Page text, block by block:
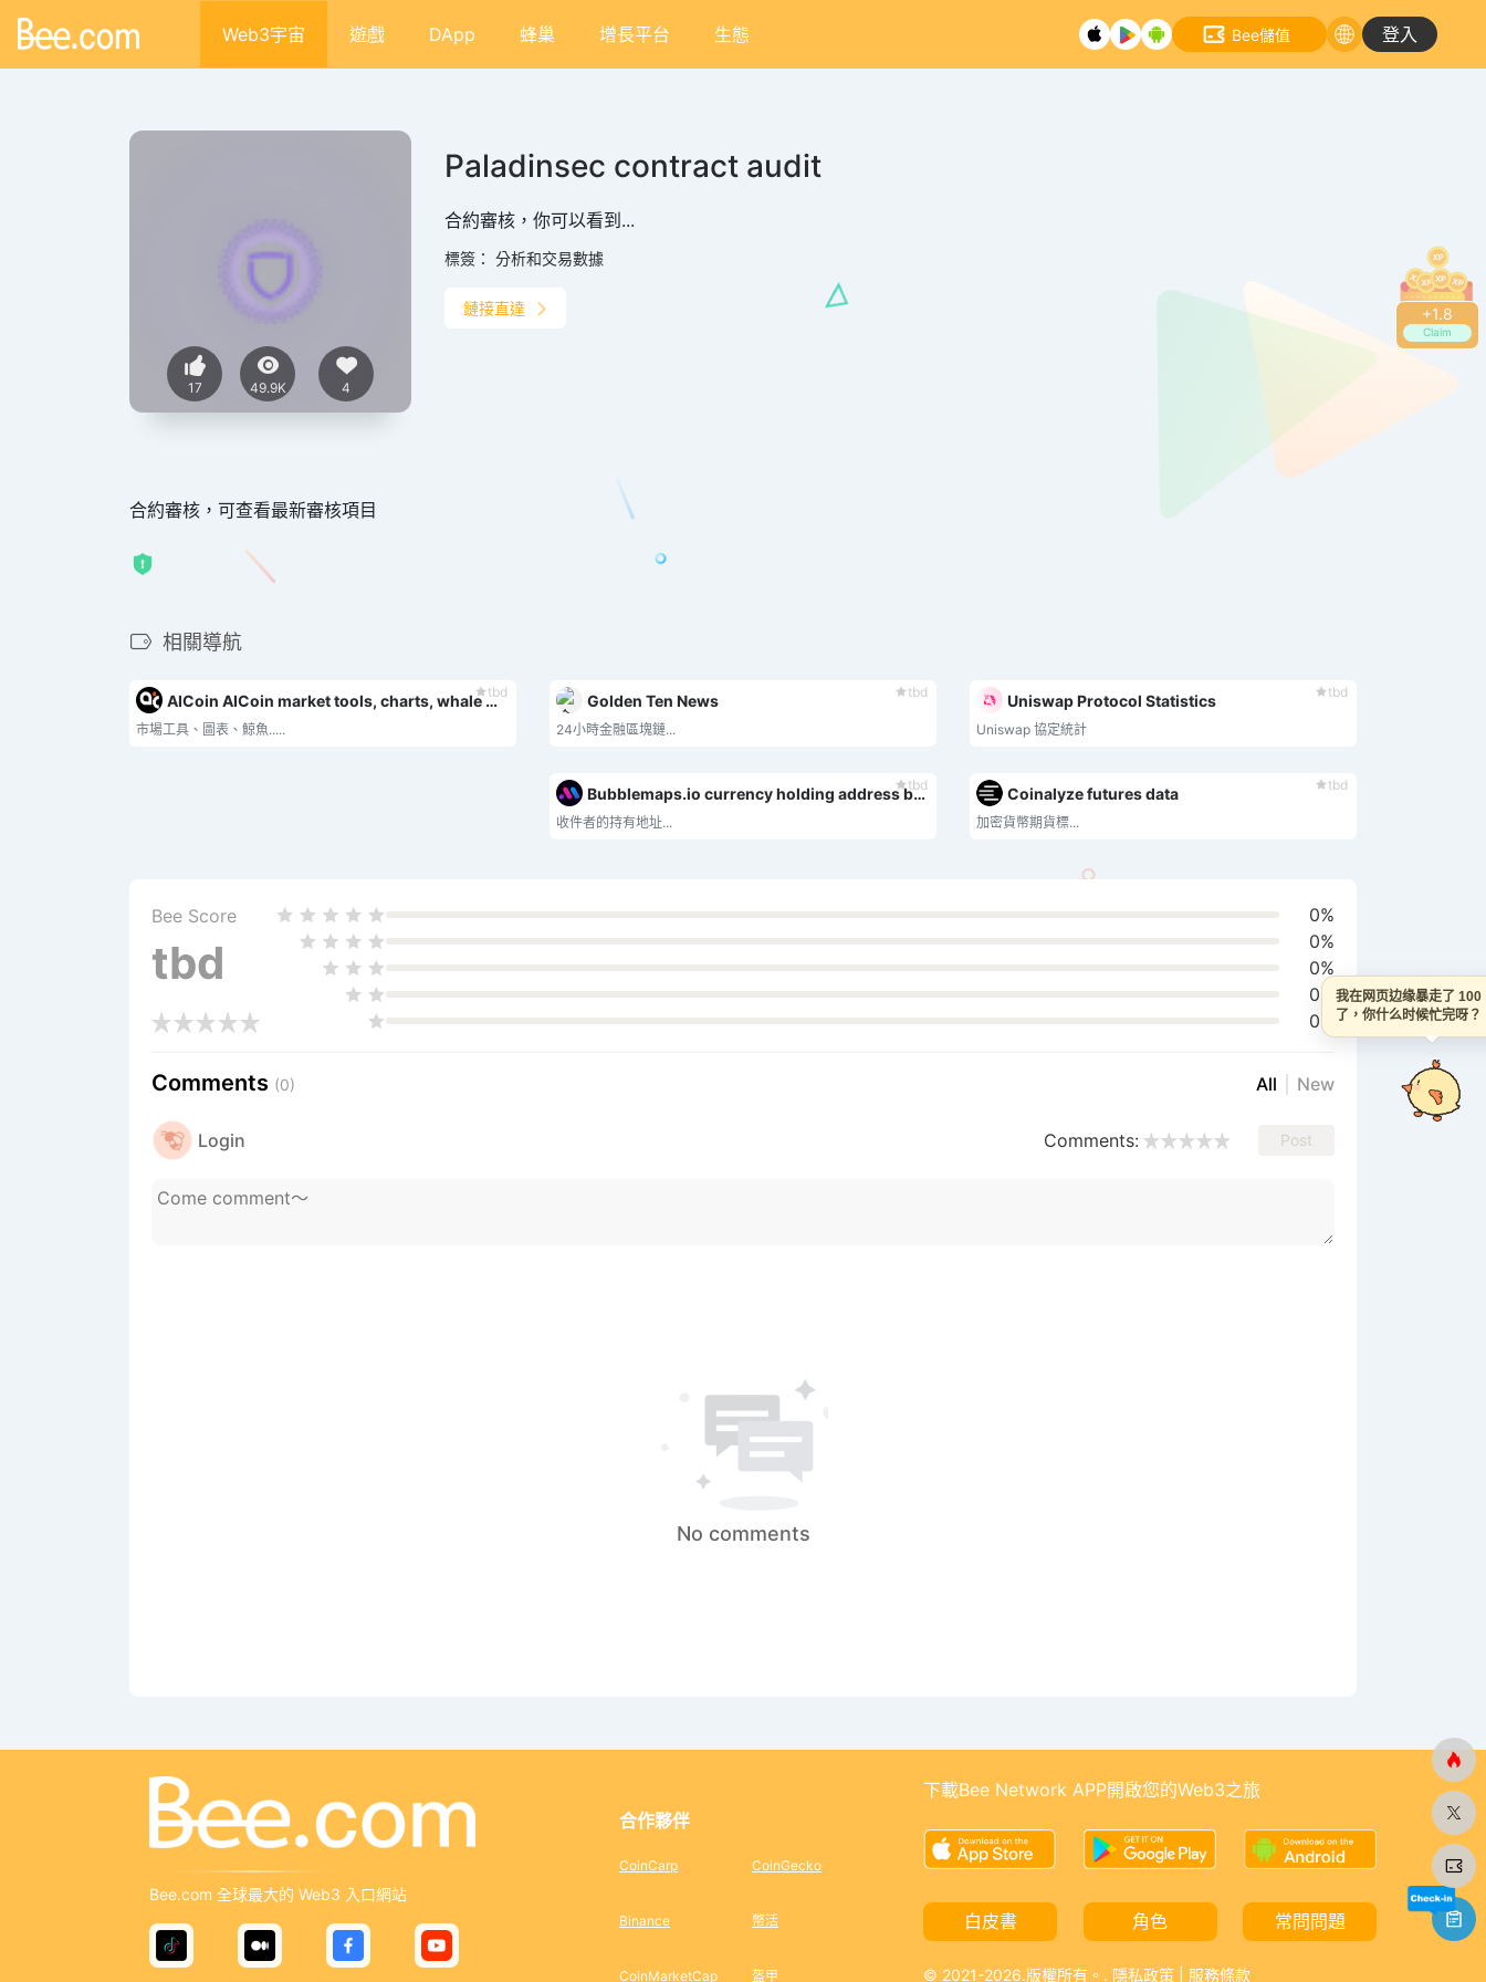
+1.8
Claim
Web3宇宙 遊戲 DApp 蜂巢 增長平台 生態 Bee儲值 登入
17 49.9K 4
Paladinsec contract audit
合約審核，你可以看到...
標簽： 分析和交易數據
鏈接直達
合約審核，可查看最新審核項目
相關導航
tbd
AICoin AICoin market tools, charts, whale orders
市場工具、圖表、鯨魚.....
tbd
Golden Ten News
24小時金融區塊鏈...
tbd
Uniswap Protocol Statistics
Uniswap 協定統計
tbd
Bubblemaps.io currency holding address bubble map
收件者的持有地址...
tbd
Coinalyze futures data
加密貨幣期貨標...
Bee Score
tbd
0%
0%
0%
0%
0%
Comments (0) All New
Login Comments: Post
No comments
Bee.com 全球最大的 Web3 入口網站
合作夥伴
CoinCarp
Binance
CoinMarketCap
CoinGecko
幣活
盔甲
下載Bee Network APP開啟您的Web3之旅
白皮書 角色 常問問題
© 2021-2026.版權所有。. 隱私政策 服務條款
我在网页边缘暴走了
了，你什么时候忙完呀